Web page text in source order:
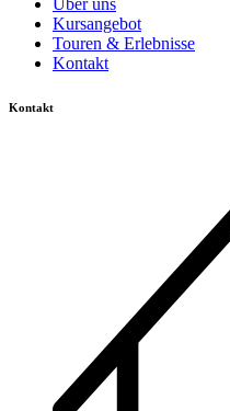
Über uns
Kursangebot
Touren & Erlebnisse
Kontakt
Kontakt